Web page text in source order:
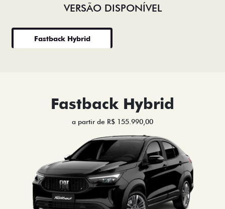
VERSÃO DISPONÍVEL
Fastback Hybrid
Fastback Hybrid
a partir de R$ 155.990,00